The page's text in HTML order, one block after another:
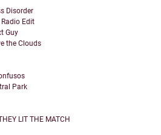
Disorder
Radio Edit
Guy
the Clouds
Park
LIT THE MATCH